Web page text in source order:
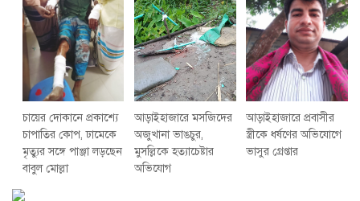
চায়ের দোকানে প্রকাশ্যে
চাপাতির কোপ, ঢামেকে
মৃত্যুর সঙ্গে পাঞ্জা লড়ছেন
বাবুল মোল্লা
আড়াইহাজারে মস‌জি‌দের
অজুখানা ভাঙচুর,
মুসল্লিকে হত্যাচেষ্টার
অভিযোগ
আড়াইহাজারে প্রবাসীর
স্ত্রীকে ধর্ষণের অভিযোগে
ভাসুর গ্রেপ্তার